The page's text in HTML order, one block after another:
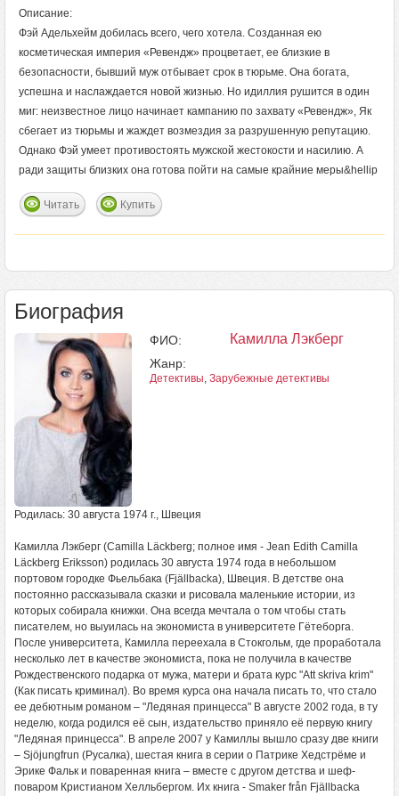
Описание:
Фэй Адельхейм добилась всего, чего хотела. Созданная ею
косметическая империя «Ревендж» процветает, ее близкие в
безопасности, бывший муж отбывает срок в тюрьме. Она богата,
успешна и наслаждается новой жизнью. Но идиллия рушится в один
миг: неизвестное лицо начинает кампанию по захвату «Ревендж», Як
сбегает из тюрьмы и жаждет возмездия за разрушенную репутацию.
Однако Фэй умеет противостоять мужской жестокости и насилию. А
ради защиты близких она готова пойти на самые крайние меры&hellip
Читать Купить
Биография
ФИО: Камилла Лэкберг
Жанр:
Детективы, Зарубежные детективы
Родилась: 30 августа 1974 г., Швеция
Камилла Лэкберг (Camilla Läckberg; полное имя - Jean Edith Camilla
Läckberg Eriksson) родилась 30 августа 1974 года в небольшом
портовом городке Фьельбака (Fjällbacka), Швеция. В детстве она
постоянно рассказывала сказки и рисовала маленькие истории, из
которых собирала книжки. Она всегда мечтала о том чтобы стать
писателем, но выуилась на экономиста в университете Гётеборга.
После университета, Камилла переехала в Стокгольм, где проработала
несколько лет в качестве экономиста, пока не получила в качестве
Рождественского подарка от мужа, матери и брата курс "Att skriva krim"
(Как писать криминал). Во время курса она начала писать то, что стало
ее дебютным романом – "Ледяная принцесса" В августе 2002 года, в ту
неделю, когда родился её сын, издательство приняло её первую книгу
"Ледяная принцесса". В апреле 2007 у Камиллы вышло сразу две книги
– Sjöjungfrun (Русалка), шестая книга в серии о Патрике Хедстрёме и
Эрике Фальк и поваренная книга – вместе с другом детства и шеф-
поваром Кристианом Хелльбергом. Их книга - Smaker från Fjällbacka